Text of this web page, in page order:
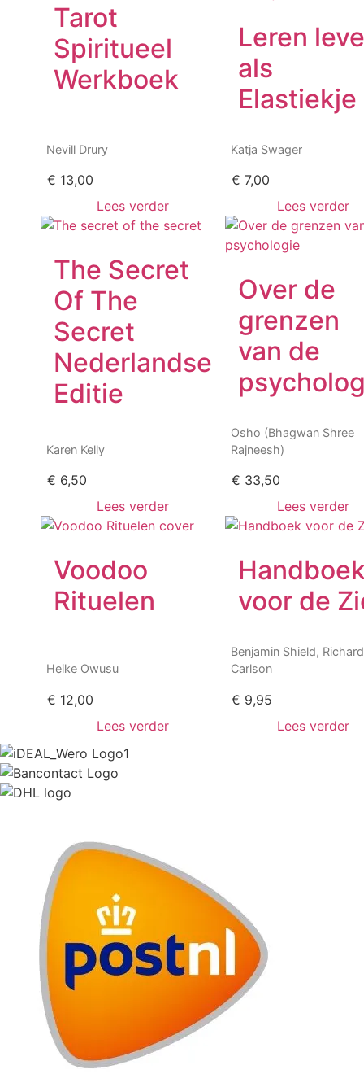
Tarot
Spiritueel
Werkboek
Nevill Drury
€ 13,00
Lees verder
Leren
als
Elastiekje
Katja Swager
€ 7,00
Lees verder
The Secret
Of The
Secret
Nederlandse
Editie
Karen Kelly
€ 6,50
Lees verder
Over de
grenzen
van de
Osho (Bhagwan Shree
Rajneesh)
€ 33,50
Lees verder
Voodoo
Rituelen
Heike Owusu
€ 12,00
Lees verder
voor de
Benjamin Shield, Richard
Carlson
€ 9,95
Lees verder